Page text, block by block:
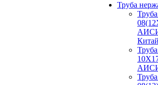
Труба
АИСИ
Китай